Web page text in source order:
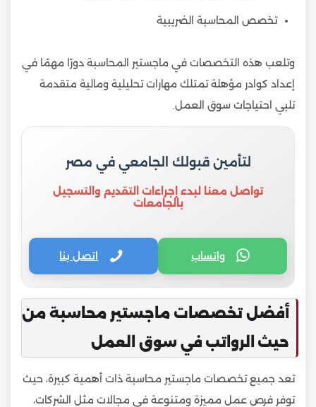
تخصص المحاسبة الضريبية
وتلعب هذه التخصصات في ماجستير المحاسبة دورًا مهمًا في
إعداد كوادر مؤهلة تمتلك مهارات تحليلية ومالية متقدمة
تلبي احتياجات سوق العمل.
لتأمين قبولك الجامعي في مصر
تواصل معنا لبدء إجراءات التقديم والتسجيل
بالجامعات
واتساب اتصل بنا
أفضل تخصصات ماجستير محاسبة من
حيث الرواتب في سوق العمل
تعد جميع تخصصات ماجستير محاسبة ذات أهمية كبيرة، حيث
توفر فرص عمل مميزة ومتنوعة في مجالات مثل الشركات،